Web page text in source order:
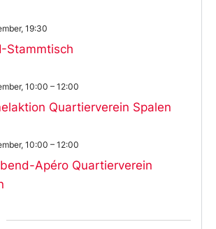
Stammtisch
19:30
Quartierverein Spalen
10:00 – 12:00
Apéro Quartierverein
10:00 – 12:00